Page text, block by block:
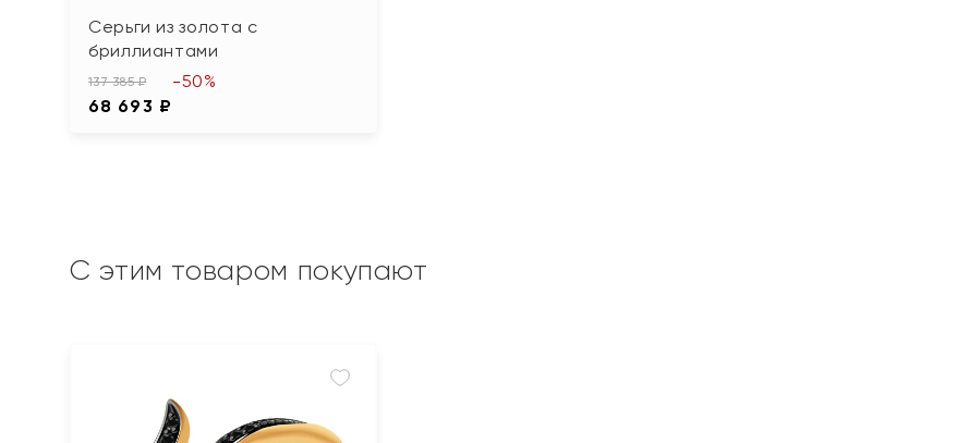
Серьги из золота с
бриллиантами
137 385 ₽
68 693 ₽
-50%
С этим товаром покупают